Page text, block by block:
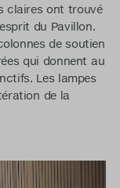
claires ont trouvé
du Pavillon.
de soutien
qui donnent au
Les lampes
de la